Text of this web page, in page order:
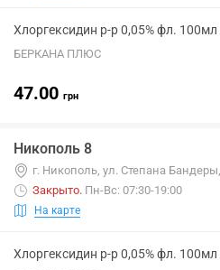
Хлоргексидин р-р 0,05% фл.
БЕРКАНА ПЛЮС
47.00 грн
Никополь 8
г. Никополь, ул. Степана
Закрыто. Пн-Вс: 07:30-19:00
На карте
Хлоргексидин р-р 0,05% фл.